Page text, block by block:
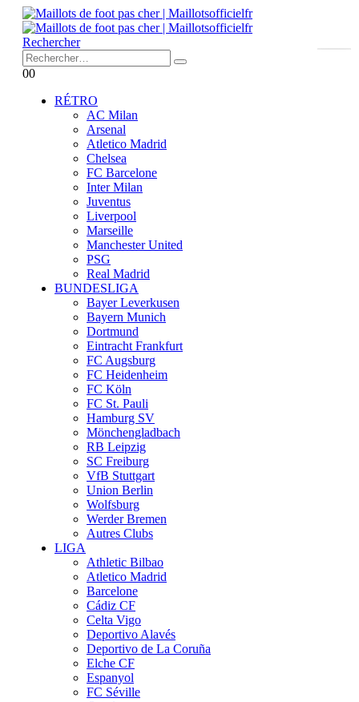
Rechercher
00
RÉTRO
AC Milan
Arsenal
Atletico Madrid
Chelsea
FC Barcelone
Inter Milan
Juventus
Liverpool
Marseille
Manchester United
PSG
Real Madrid
BUNDESLIGA
Bayer Leverkusen
Bayern Munich
Dortmund
Eintracht Frankfurt
FC Augsburg
FC Heidenheim
FC Köln
FC St. Pauli
Hamburg SV
Mönchengladbach
RB Leipzig
SC Freiburg
VfB Stuttgart
Union Berlin
Wolfsburg
Werder Bremen
Autres Clubs
LIGA
Athletic Bilbao
Atletico Madrid
Barcelone
Cádiz CF
Celta Vigo
Deportivo Alavés
Deportivo de La Coruña
Elche CF
Espanyol
FC Séville